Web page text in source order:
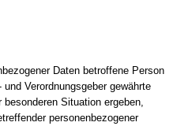
Daten betroffene Person
Verordnungsgeber gewährte
Situation ergeben,
personenbezogener